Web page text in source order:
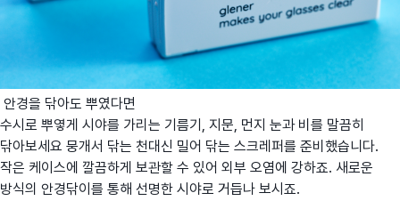
안경을 닦아도 뿌였다면
수시로 뿌옇게 시야를 가리는 기름기, 지문, 먼지 눈과 비를 말끔히
닦아보세요 뭉개서 닦는 천대신 밀어 닦는 스크레퍼를 준비했습니다.
작은 케이스에 깔끔하게 보관할 수 있어 외부 오염에 강하죠. 새로운
방식의 안경닦이를 통해 선명한 시야로 거듭나 보시죠.